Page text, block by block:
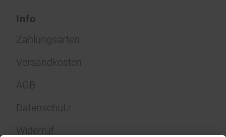
Info
Zahlungsarten
Versandkosten
AGB
Datenschutz
Widerruf